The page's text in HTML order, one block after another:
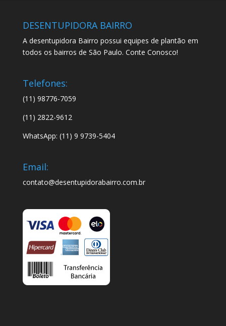
DESENTUPIDORA BAIRRO
A desentupidora Bairro possui equipes de plantão em
todos os bairros de São Paulo. Conte Conosco!
Telefones:
(11) 98776-7059
(11) 2822-9612
WhatsApp: (11) 9 9739-5404
Email:
contato@desentupidorabairro.com.br